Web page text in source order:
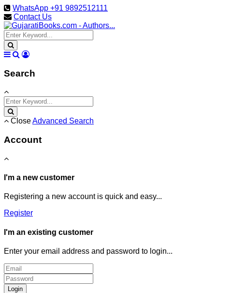
WhatsApp +91 9892512111
Contact Us
Search
CloseAdvanced Search
Account
I'm a new customer
Registering a new account is quick and easy...
Register
I'm an existing customer
Enter your email address and password to login...
Login